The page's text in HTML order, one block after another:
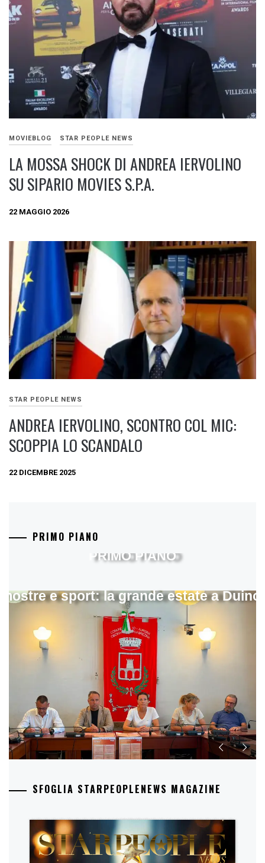
MOVIEBLOG STAR PEOPLE NEWS
LA MOSSA SHOCK DI ANDREA IERVOLINO
SU SIPARIO MOVIES S.P.A.
22 MAGGIO 2026
STAR PEOPLE NEWS
ANDREA IERVOLINO, SCONTRO COL MIC:
SCOPPIA LO SCANDALO
22 DICEMBRE 2025
PRIMO PIANO
e sport: la grande estate a
PRIMO PIANO
SFOGLIA STARPEOPLENEWS MAGAZINE